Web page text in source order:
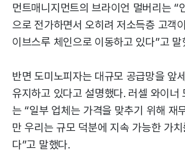
먼트매니지먼트의 브라이언 멀버리는 “
으로 전가하면서 오히려 저소득층 고객
이브스루 체인으로 이동하고 있다”고 말
반면 도미노피자는 대규모 공급망을 앞
유지하고 있다고 설명했다. 러셀 와이너
는 “일부 업체는 가격을 맞추기 위해 재
만 우리는 규모 덕분에 지속 가능한 가
다”고 말했다.